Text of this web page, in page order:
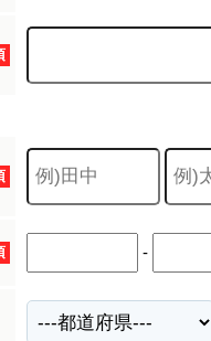
-